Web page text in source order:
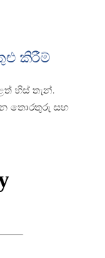
කිරීම්
හිස් තැන්.
තොරතුරු සහ